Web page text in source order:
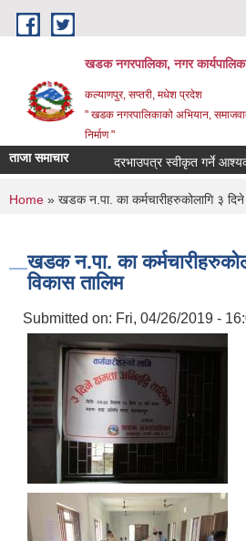
Skip to main content
खडक नगरपालिका, नगर
कल्याणपुर, सप्तरी, मधेश प्रदेश
" खडक नगरपालिकाको अभियान,
निर्माण "
ताजा समाचार दरभाउपत्र स्वीकृत गर्ने आश्यको
You are here
Home » खडक न.पा. का कर्मचारीहरुकोलागि ३ दिने
खडक न.पा. का
विकास तालिम
Submitted on: Fri, 04/26/2019 -